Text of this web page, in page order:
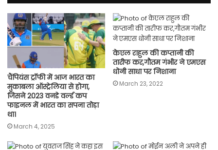
चैंपियंस ट्रॉफी में आज भारत का
मुकाबला ऑस्ट्रेलिया से होगा,
जिसने 2023 वनडे वर्ल्ड कप
फाइनल में भारत का सपना तोड़ा
था।
March 4, 2025
केएल राहुल की कप्तानी की
तारीफ कर,गौतम गंभीर ने एमएस
धोनी साधा पर निशाना
March 23, 2022